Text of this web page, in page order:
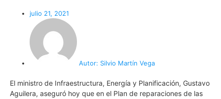
julio 21, 2021
Autor: Silvio Martín Vega
El ministro de Infraestructura, Energía y Planificación, Gustavo
Aguilera, aseguró hoy que en el Plan de reparaciones de las